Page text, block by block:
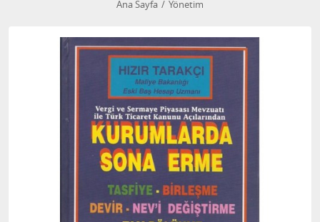
Ana Sayfa Yönetim